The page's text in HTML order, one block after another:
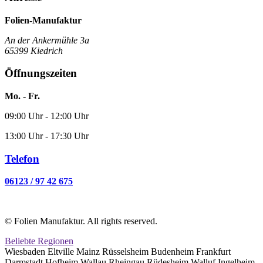
Folien-Manufaktur
An der Ankermühle 3a
65399 Kiedrich
Öffnungszeiten
Mo. - Fr.
09:00 Uhr - 12:00 Uhr
13:00 Uhr - 17:30 Uhr
Telefon
06123 / 97 42 675
© Folien Manufaktur. All rights reserved.
Beliebte Regionen
Wiesbaden Eltville Mainz Rüsselsheim Budenheim Frankfurt